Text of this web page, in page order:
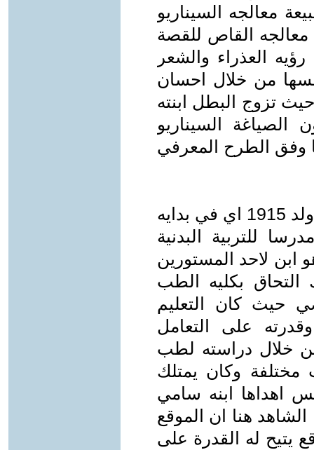
معالجه السيناريو
معالجه القاص للقصة
العذراء والشعر
من خلال احسان
تزوج البطل ابنته
الصياغة السيناريو
وفق الطرح المعرفي
لماذا سيد بدير سؤال نجيبه عنه حيث ولد 1915 اي في بدايه
للتربية البدنية
ابن لاحد المستورين
التحاق بكليه الطب
حيث كان التعليم
على التعامل
من خلال دراسته لطب
وكان يمتلك
اهداها ابنه سامي
الشاهد هنا ان الموقع
يتيح له القدرة على